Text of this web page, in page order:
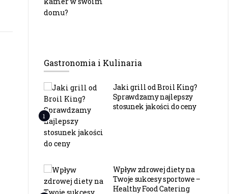
domowego. Wpływ ogrzewania
podłogowego na zdrowie, ergonomię i
bilans energetyczny budynku
By
Gastronomia i Kulinaria
1
Jaki grill od Broil King?
Sprawdzamy najlepszy
stosunek jakości do ceny
Wpływ zdrowej diety na
Twoje sukcesy sportowe –
Healthy Food Catering